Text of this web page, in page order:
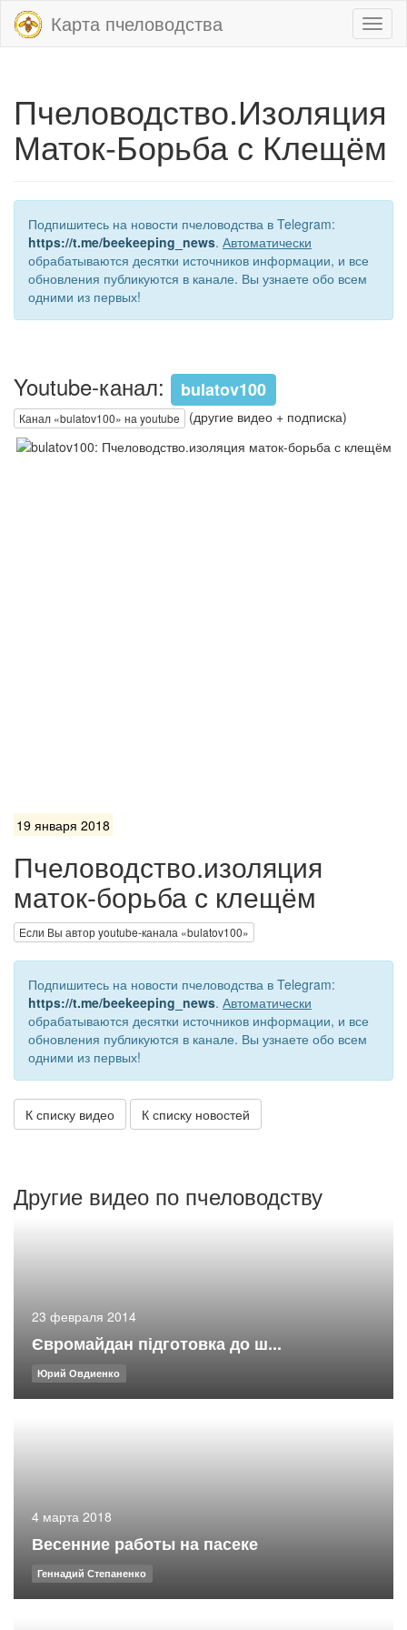
Карта пчеловодства
Пчеловодство.Изоляция
Маток-Борьба с Клещём
Подпишитесь на новости пчеловодства в Telegram:
https://t.me/beekeeping_news. Автоматически
обрабатываются десятки источников информации, и все
обновления публикуются в канале. Вы узнаете обо всем
одними из первых!
Youtube-канал: bulatov100
Канал «bulatov100» на youtube (другие видео + подписка)
19 января 2018
Пчеловодство.изоляция
маток-борьба с клещём
Если Вы автор youtube-канала «bulatov100»
Подпишитесь на новости пчеловодства в Telegram:
https://t.me/beekeeping_news. Автоматически
обрабатываются десятки источников информации, и все
обновления публикуются в канале. Вы узнаете обо всем
одними из первых!
К списку видео К списку новостей
Другие видео по пчеловодству
23 февраля 2014
Євромайдан підготовка до ш...
Юрий Овдиенко
4 марта 2018
Весенние работы на пасеке
Геннадий Степаненко